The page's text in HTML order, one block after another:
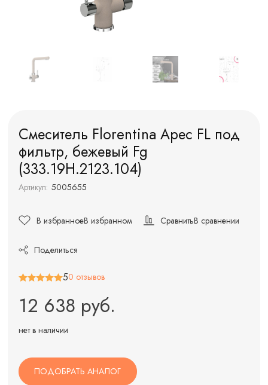
Смеситель Florentina Арес FL под
фильтр, бежевый Fg
(333.19H.2123.104)
Артикул: 5005655
В избранноеВ избранном СравнитьВ сравнении
Поделиться
50 отзывов
12 638 руб.
нет в наличии
ПОДОБРАТЬ АНАЛОГ